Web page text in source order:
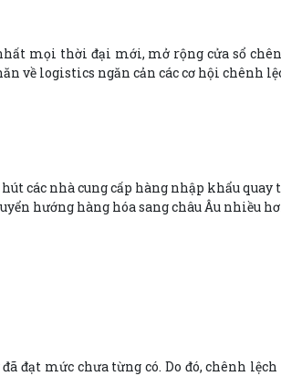
mọi thời đại mới, mở rộng cửa sổ
về logistics ngăn cản các cơ hội chênh
các nhà cung cấp hàng nhập khẩu
hướng hàng hóa sang châu Âu nhiều
mức chưa từng có. Do đó, chênh lệch